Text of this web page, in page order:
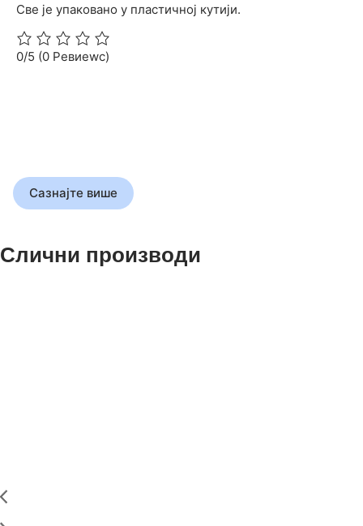
Све је упаковано у пластичној кутији.
0/5 (0 Ревиеwс)
Сазнајте више
Слични производи